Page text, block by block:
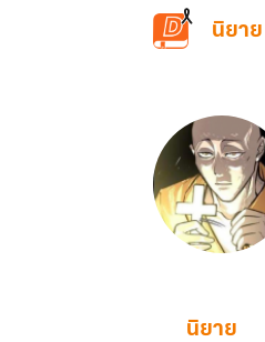
ข้ามไปยังเนื้อหาหลัก
นิยาย
นิยาย